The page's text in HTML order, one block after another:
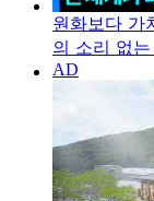
원화보다 가
의 소리 없